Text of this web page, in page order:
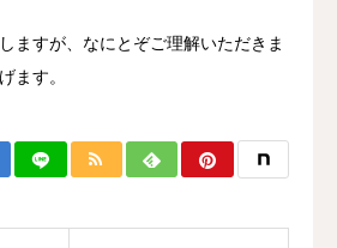
ますが、なにとぞご理解いただきま
ます。